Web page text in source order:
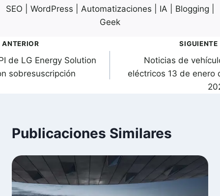
SEO | WordPress | Automatizaciones | IA | Blogging |
Geek
ANTERIOR
de LG Energy Solution
sobresuscripción
SIGUIENTE
Noticias de
eléctricos 13 de enero
Publicaciones Similares